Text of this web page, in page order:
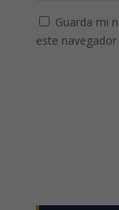
Guarda mi
este